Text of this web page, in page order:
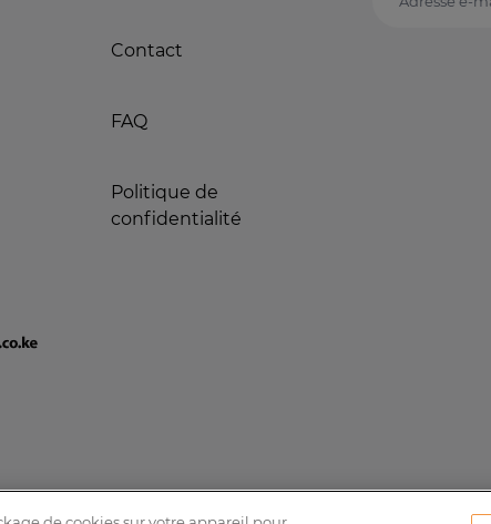
Contact
FAQ
Politique de
confidentialité
Adresse e-